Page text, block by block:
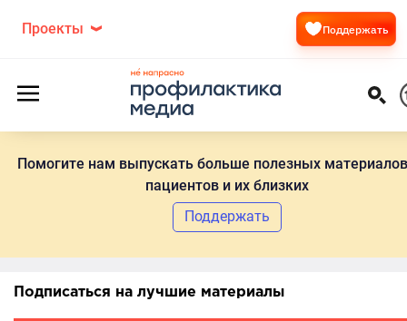
Помогите нам выпускать больше полезных
пациентов и их близких
Поддержать
Проекты Поддержать
Подписаться на лучшие материалы